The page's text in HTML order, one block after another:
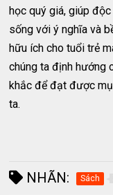
học quý giá, giúp
sống với ý nghĩa và
hữu ích cho tuổi trẻ
chúng ta định hướng
khắc để đạt được
ta.
NHÃN: Sách